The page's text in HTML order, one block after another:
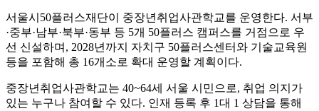
서울시50플러스재단이 중장년취업사관학교를 운영한다. 서부
·중부·남부·북부·동부 등 5개 50플러스 캠퍼스를 거점으로 우
선 신설하며, 2028년까지 자치구 50플러스센터와 기술교육원
등을 포함해 총 16개소로 확대 운영할 계획이다.
중장년취업사관학교는 40~64세 서울 시민으로, 취업 의지가
있는 누구나 참여할 수 있다. 인재 등록 후 1대 1 상담을 통해